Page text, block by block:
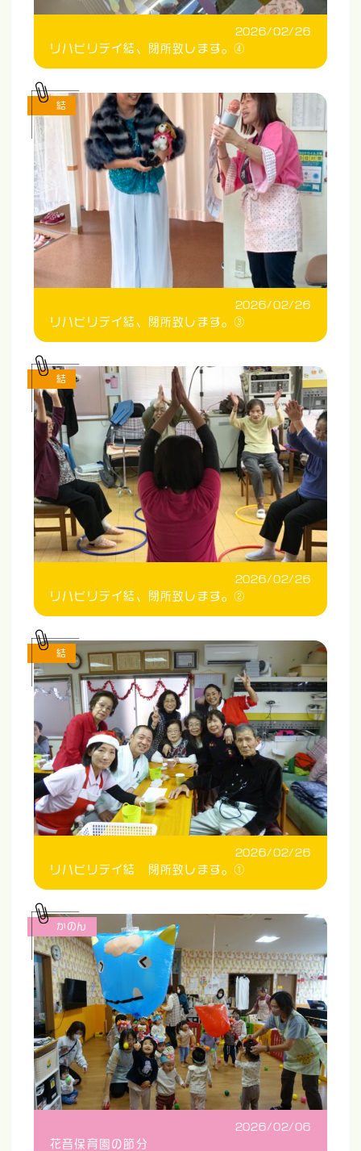
2026/02/26
リハビリデイ結、閉所致します。④
2026/02/26
リハビリデイ結、閉所致します。③
結
2026/02/26
リハビリデイ結、閉所致します。②
結
2026/02/26
リハビリデイ結 閉所致します。①
結
2026/02/06
花音保育園の節分
かのん